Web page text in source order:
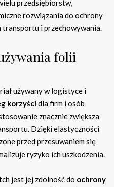
przedsiębiorstw,
rozwiązania do ochrony
transportu i przechowywania.
folii
używany w logistyce i
korzyścidla firm i osób
znacznie zwiększa
Dzięki elastyczności
przed przesuwaniem się
ryzyko ich uszkodzenia.
jest jej zdolność do ochrony